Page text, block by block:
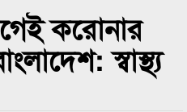
বাংলাদেশ গ্রুপ থিয়েটার
করোনার
স্বাস্থ্য